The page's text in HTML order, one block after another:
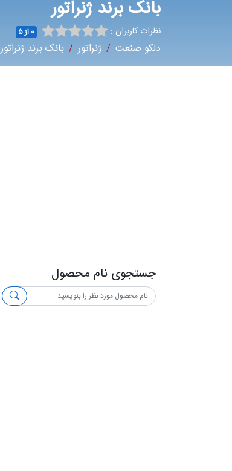
بانک برند ژنراتور
نظرات کاربران : 0 از ۵
دلکو صنعت ژنراتور بانک برند ژنراتور
جستجوی نام محصول